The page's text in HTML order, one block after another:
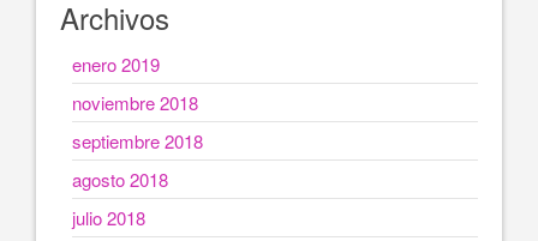
Archivos
enero 2019
noviembre 2018
septiembre 2018
agosto 2018
julio 2018